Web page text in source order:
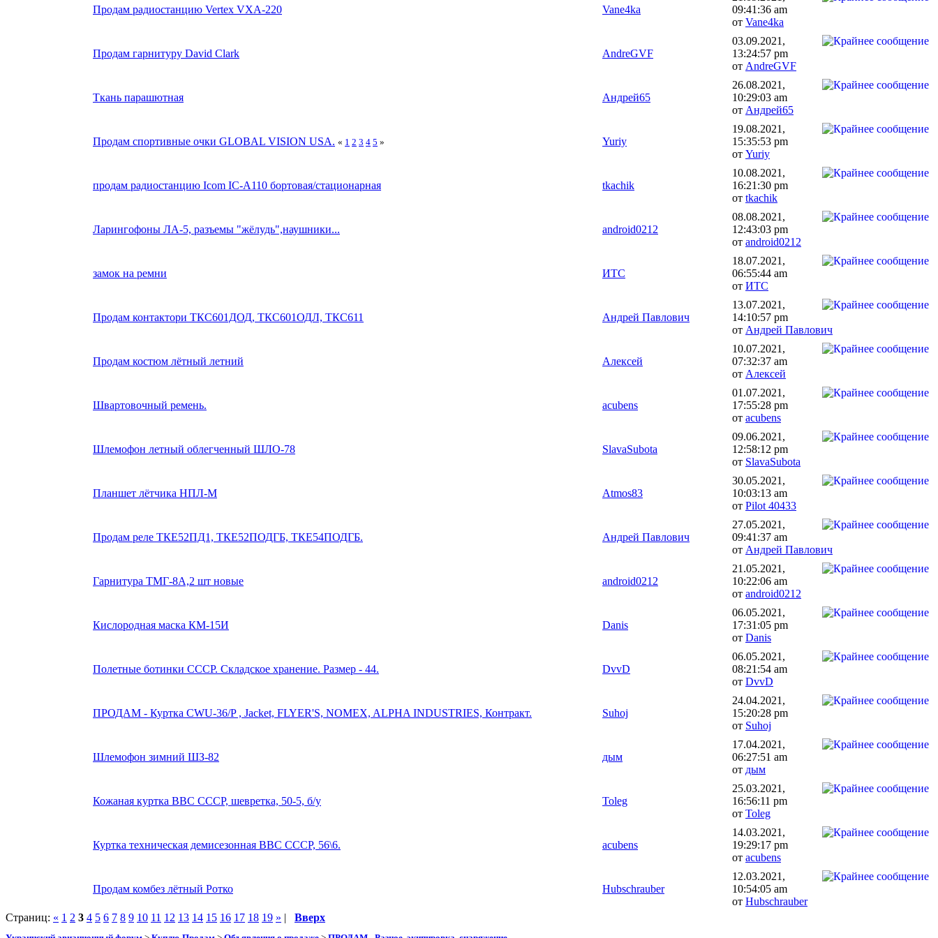
Продам радиостанцию Vertex VXA-220 Vane4ka
09:41:36 am
от Vane4ka
Продам гарнитуру David Clark AndreGVF
03.09.2021,
13:24:57 pm
от AndreGVF
Ткань парашютная Андрей65
26.08.2021,
10:29:03 am
от Андрей65
Продам спортивные очки GLOBAL VISION USA. « 1 2 3 4 5 » Yuriy
19.08.2021,
15:35:53 pm
от Yuriy
продам радиостанцию Icom IC-A110 бортовая/стационарная tkachik
10.08.2021,
16:21:30 pm
от tkachik
Ларингофоны ЛА-5, разъемы "жёлудь",наушники... android0212
08.08.2021,
12:43:03 pm
от android0212
замок на ремни ИТС
18.07.2021,
06:55:44 am
от ИТС
Продам контактори ТКС601ДОД, ТКС601ОДЛ, ТКС611 Андрей Павлович
13.07.2021,
14:10:57 pm
от Андрей Павлович
Продам костюм лётный летний Алексей
10.07.2021,
07:32:37 am
от Алексей
Швартовочный ремень. acubens
01.07.2021,
17:55:28 pm
от acubens
Шлемофон летный облегченный ШЛО-78 SlavaSubota
09.06.2021,
12:58:12 pm
от SlavaSubota
Планшет лётчика НПЛ-М Atmos83
30.05.2021,
10:03:13 am
от Pilot 40433
Продам реле ТКЕ52ПД1, ТКЕ52ПОДГБ, ТКЕ54ПОДГБ. Андрей Павлович
27.05.2021,
09:41:37 am
от Андрей Павлович
Гарнитура ТМГ-8А,2 шт новые android0212
21.05.2021,
10:22:06 am
от android0212
Кислородная маска КМ-15И Danis
06.05.2021,
17:31:05 pm
от Danis
Полетные ботинки СССР. Складское хранение. Размер - 44. DvvD
06.05.2021,
08:21:54 am
от DvvD
ПРОДАМ - Куртка CWU-36/P , Jacket, FLYER'S, NOMEX, ALPHA INDUSTRIES, Контракт. Suhoj
24.04.2021,
15:20:28 pm
от Suhoj
Шлемофон зимний ШЗ-82 дым
17.04.2021,
06:27:51 am
от дым
Кожаная куртка ВВС СССР, шевретка, 50-5, б/у Toleg
25.03.2021,
16:56:11 pm
от Toleg
Куртка техническая демисезонная ВВС СССР, 56\6. acubens
14.03.2021,
19:29:17 pm
от acubens
Продам комбез лётный Ротко Hubschrauber
12.03.2021,
10:54:05 am
от Hubschrauber
Страниц: « 1 2 3 4 5 6 7 8 9 10 11 12 13 14 15 16 17 18 19 » | Вверх